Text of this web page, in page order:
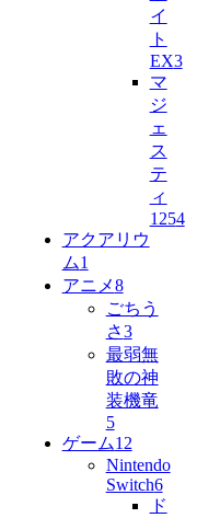
イ
ト
EX3
マ
ジ
ェ
ス
テ
ィ
1254
アクアリウ
ム1
アニメ8
ごちう
さ3
最弱無
敗の神
装機竜
5
ゲーム12
Nintendo
Switch6
ド